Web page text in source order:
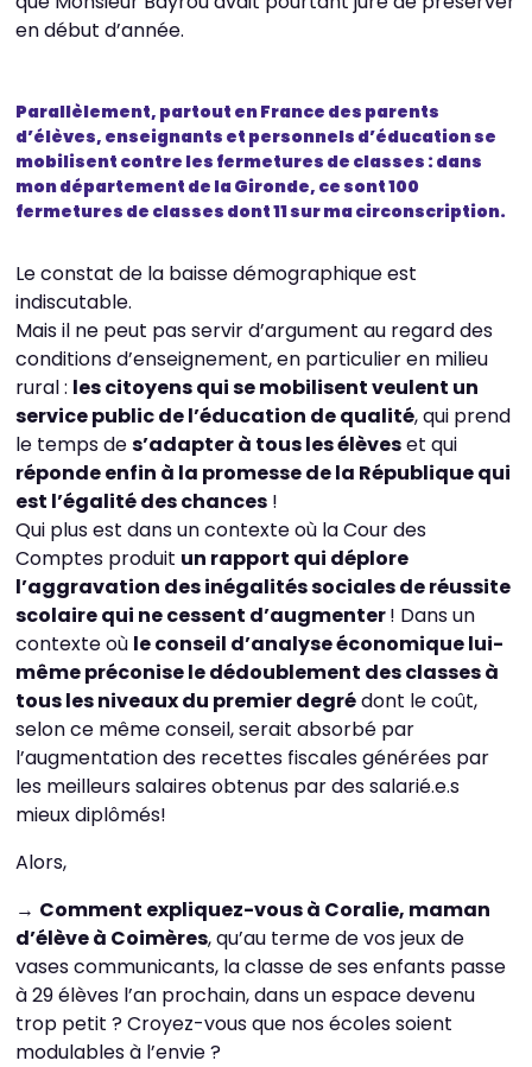
en début d’année.
Parallèlement, partout en France des parents
d’élèves, enseignants et personnels d’éducation se
mobilisent contre les fermetures de classes : dans
mon département de la Gironde, ce sont 100
fermetures de classes dont 11 sur ma circonscription.
Le constat de la baisse démographique est
indiscutable.
Mais il ne peut pas servir d’argument au regard des
conditions d’enseignement, en particulier en milieu
rural : les citoyens qui se mobilisent veulent un
service public de l’éducation de qualité, qui prend
le temps des’adapter à tous les élèveset qui
réponde enfin à la promesse de la République qui
est l’égalité des chances !
Qui plus est dans un contexte où la Cour des
Comptes produit un rapport qui déplore
l’aggravation des inégalités sociales de réussite
scolaire qui ne cessent d’augmenter! Dans un
contexte où le conseil d’analyse économique lui-
même préconise le dédoublement des classes à
tous les niveaux du premier degrédont le coût,
selon ce même conseil, serait absorbé par
l’augmentation des recettes fiscales générées par
les meilleurs salaires obtenus par des salarié.e.s
mieux diplômés!
Alors,
→ Comment expliquez-vous à Coralie, maman
d’élève à Coimères, qu’au terme de vos jeux de
vases communicants, la classe de ses enfants passe
à 29 élèves l’an prochain, dans un espace devenu
trop petit ? Croyez-vous que nos écoles soient
modulables à l’envie ?